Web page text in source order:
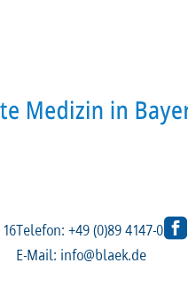
16Telefon: +49 (0)89 4147-0
E-Mail: info@blaek.de